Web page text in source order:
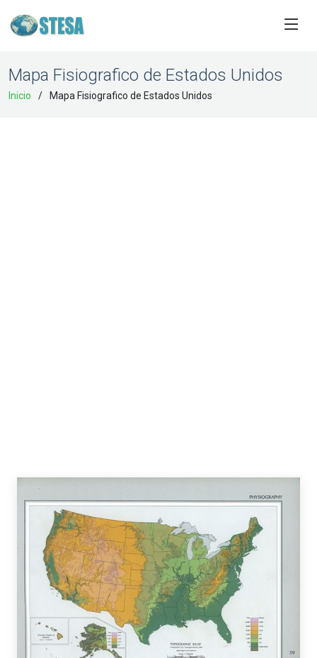
Mapa Fisiografico de Estados Unidos
Inicio Mapa Fisiografico de Estados Unidos